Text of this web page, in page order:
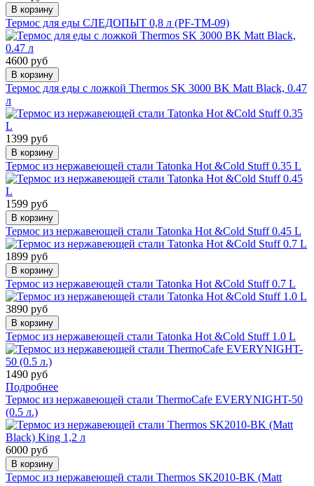
В корзину
Термос для еды СЛЕДОПЫТ 0,8 л (PF-TM-09)
4600 руб
В корзину
Термос для еды с ложкой Thermos SK 3000 BK Matt Black, 0.47
л
1399 руб
В корзину
Термос из нержавеющей стали Tatonka Hot &Cold Stuff 0.35 L
1599 руб
В корзину
Термос из нержавеющей стали Tatonka Hot &Cold Stuff 0.45 L
1899 руб
В корзину
Термос из нержавеющей стали Tatonka Hot &Cold Stuff 0.7 L
3890 руб
В корзину
Термос из нержавеющей стали Tatonka Hot &Cold Stuff 1.0 L
1490 руб
Подробнее
Термос из нержавеющей стали ThermoCafe EVERYNIGHT-50
(0.5 л.)
6000 руб
В корзину
Термос из нержавеющей стали Thermos SK2010-BK (Matt